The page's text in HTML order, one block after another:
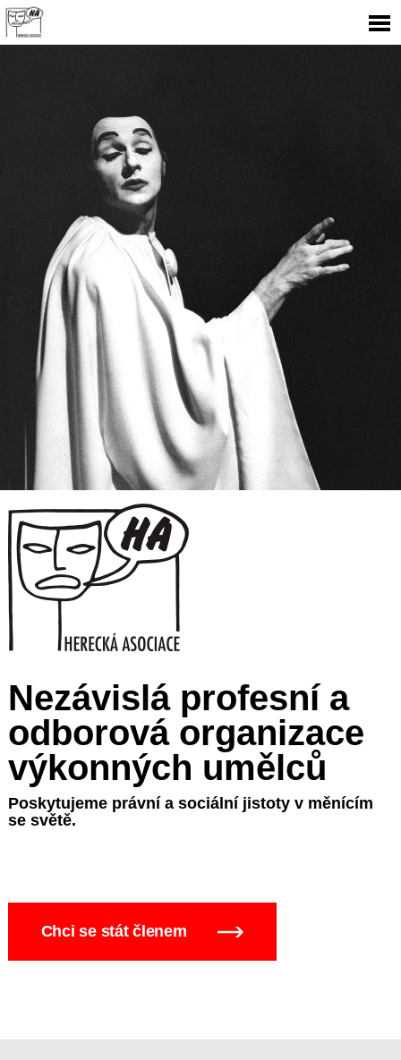
Nezávislá profesní a
odborová organizace
výkonných umělců
Poskytujeme právní a sociální jistoty v měnícím
se světě.
Chci se stát členem